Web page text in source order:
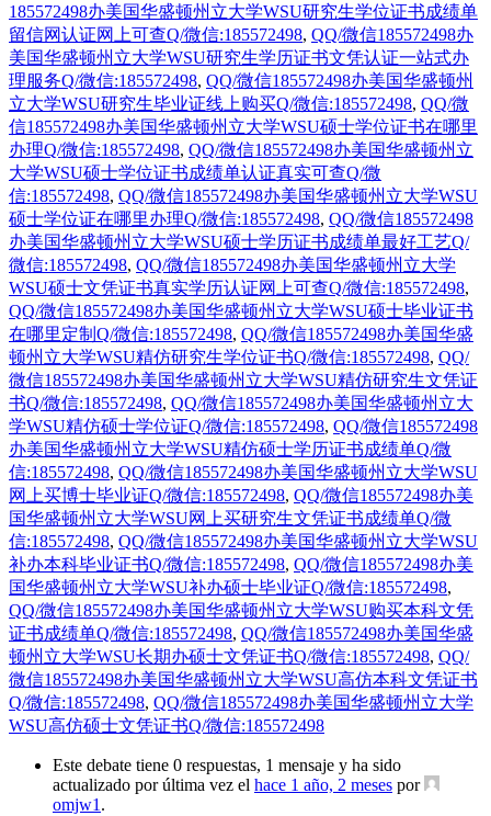
185572498办美国华盛顿州立大学WSU研究生学位证书成绩单
留信网认证网上可查Q/微信:185572498, QQ/微信185572498办
美国华盛顿州立大学WSU研究生学历证书文凭认证一站式办
理服务Q/微信:185572498, QQ/微信185572498办美国华盛顿州
立大学WSU研究生毕业证线上购买Q/微信:185572498, QQ/微
信185572498办美国华盛顿州立大学WSU硕士学位证书在哪里
办理Q/微信:185572498, QQ/微信185572498办美国华盛顿州立
大学WSU硕士学位证书成绩单认证真实可查Q/微
信:185572498, QQ/微信185572498办美国华盛顿州立大学WSU
硕士学位证在哪里办理Q/微信:185572498, QQ/微信185572498
办美国华盛顿州立大学WSU硕士学历证书成绩单最好工艺Q/
微信:185572498, QQ/微信185572498办美国华盛顿州立大学
WSU硕士文凭证书真实学历认证网上可查Q/微信:185572498,
QQ/微信185572498办美国华盛顿州立大学WSU硕士毕业证书
在哪里定制Q/微信:185572498, QQ/微信185572498办美国华盛
顿州立大学WSU精仿研究生学位证书Q/微信:185572498, QQ/
微信185572498办美国华盛顿州立大学WSU精仿研究生文凭证
书Q/微信:185572498, QQ/微信185572498办美国华盛顿州立大
学WSU精仿硕士学位证Q/微信:185572498, QQ/微信185572498
办美国华盛顿州立大学WSU精仿硕士学历证书成绩单Q/微
信:185572498, QQ/微信185572498办美国华盛顿州立大学WSU
网上买博士毕业证Q/微信:185572498, QQ/微信185572498办美
国华盛顿州立大学WSU网上买研究生文凭证书成绩单Q/微
信:185572498, QQ/微信185572498办美国华盛顿州立大学WSU
补办本科毕业证书Q/微信:185572498, QQ/微信185572498办美
国华盛顿州立大学WSU补办硕士毕业证Q/微信:185572498,
QQ/微信185572498办美国华盛顿州立大学WSU购买本科文凭
证书成绩单Q/微信:185572498, QQ/微信185572498办美国华盛
顿州立大学WSU长期办硕士文凭证书Q/微信:185572498, QQ/
微信185572498办美国华盛顿州立大学WSU高仿本科文凭证书
Q/微信:185572498, QQ/微信185572498办美国华盛顿州立大学
WSU高仿硕士文凭证书Q/微信:185572498
Este debate tiene 0 respuestas, 1 mensaje y ha sido
actualizado por última vez el hace 1 año, 2 meses por
omjw1 .